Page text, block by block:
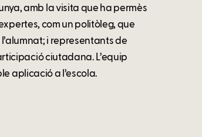
amb la visita que ha permès
com un politòleg, que
i representants de
ciutadana. L’equip
aplicació a l’escola.